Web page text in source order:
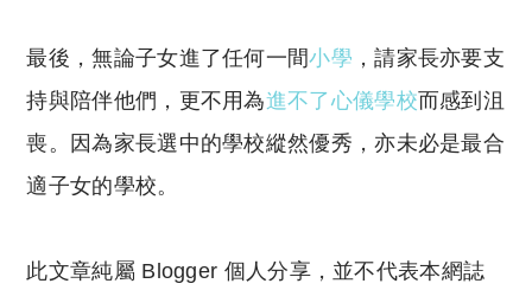
最後，無論子女進了任何一間小學 ，請家長亦要支
持與陪伴他們，更不用為進不了心儀學校而感到沮
喪。因為家長選中的學校縱然優秀，亦未必是最合
適子女的學校。
此文章純屬 Blogger 個人分享，並不代表本網誌